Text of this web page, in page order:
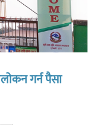
गर्न पैसा